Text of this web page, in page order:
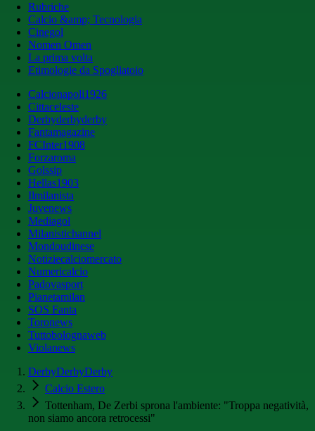
Rubriche
Calcio &amp; Tecnologia
Cinegol
Nomen Omen
La prima volta
Etimologie da Spogliatoio
Calcionapoli1926
Cittaceleste
Derbyderbyderby
Fantamagazine
FCInter1908
Forzaroma
Golssip
Hellas1903
Ilmilanista
Juvenews
Mediagol
Milanistichannel
Mondoudinese
Notiziecalciomercato
Numericalcio
Padovasport
Pianetamilan
SOS Fanta
Toronews
Tuttobolognaweb
Violanews
DerbyDerbyDerby
Calcio Estero
Tottenham, De Zerbi sprona l'ambiente: "Troppa negatività,
non siamo ancora retrocessi"